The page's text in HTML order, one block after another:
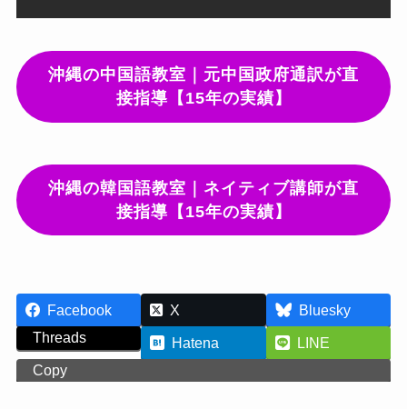
沖縄の中国語教室｜元中国政府通訳が直
接指導【15年の実績】
沖縄の韓国語教室｜ネイティブ講師が直
接指導【15年の実績】
Facebook X
Bluesky
Threads
Hatena
LINE
Copy